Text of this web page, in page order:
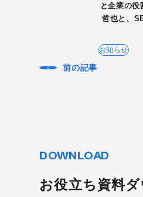
と企業の役
哲也と、
お知らせ
前の記事
DOWNLOAD
お役立ち資料